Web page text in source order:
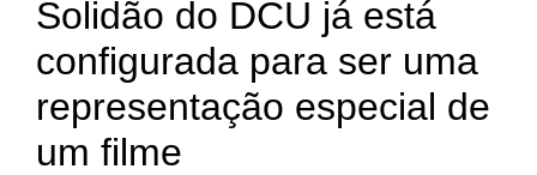
Solidão do DCU já está
configurada para ser uma
representação especial de
um filme